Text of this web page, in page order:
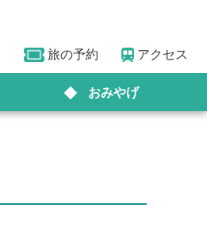
旅の予約 アクセス
おみやげ